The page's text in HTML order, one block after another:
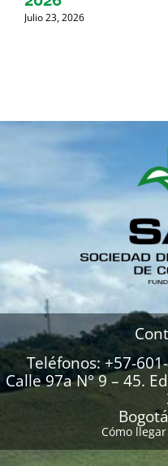
Julio 23, 2026
Teléfonos: +57-
Calle 97a N° 9 – 45.
Cómo